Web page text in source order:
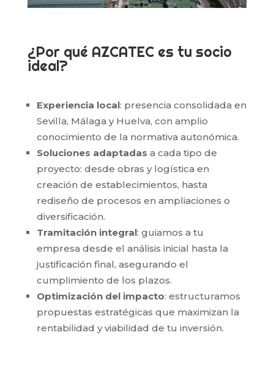
¿Por qué AZCATEC es tu socio
ideal?
Experiencia local: presencia consolidada en
Sevilla, Málaga y Huelva, con amplio
conocimiento de la normativa autonómica.
Soluciones adaptadas a cada tipo de
proyecto: desde obras y logística en
creación de establecimientos, hasta
rediseño de procesos en ampliaciones o
diversificación.
Tramitación integral: guiamos a tu
empresa desde el análisis inicial hasta la
justificación final, asegurando el
cumplimiento de los plazos.
Optimización del impacto: estructuramos
propuestas estratégicas que maximizan la
rentabilidad y viabilidad de tu inversión.